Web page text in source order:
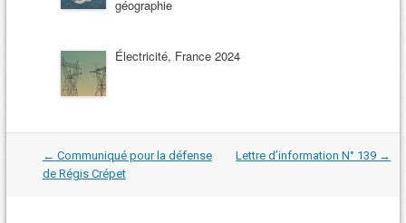
géographie
Électricité, France 2024
Navigation
dans
les
← Communiqué pour la défense
de Régis Crépet
Lettre d’information N° 139 →